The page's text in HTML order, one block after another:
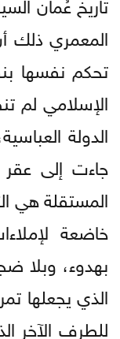
المعمري ذلك
تحكم نفسها
الإسلامي لم
الدولة
جاءت إلى عقر
المستقلة هي
خاضعة
بهدوء، وبلا
الذي يجعلها
للطرف الآخر